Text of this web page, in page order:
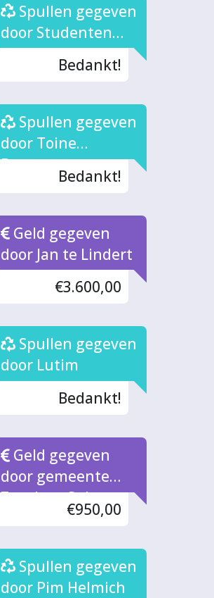
Spullen gegeven
door Studenten
Fashion Tailor
Bedankt!
Spullen gegeven
door Toine
Boonman
Bedankt!
Geld gegeven
door Jan te Lindert
€3.600,00
Spullen gegeven
door Lutim
Bedankt!
Geld gegeven
door gemeente
Zutphen Cultuur
€950,00
Spullen gegeven
door Pim Helmich